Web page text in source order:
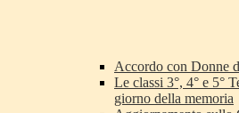
Accordo con Donne
Le classi 3°, 4° e 5°
giorno della memoria